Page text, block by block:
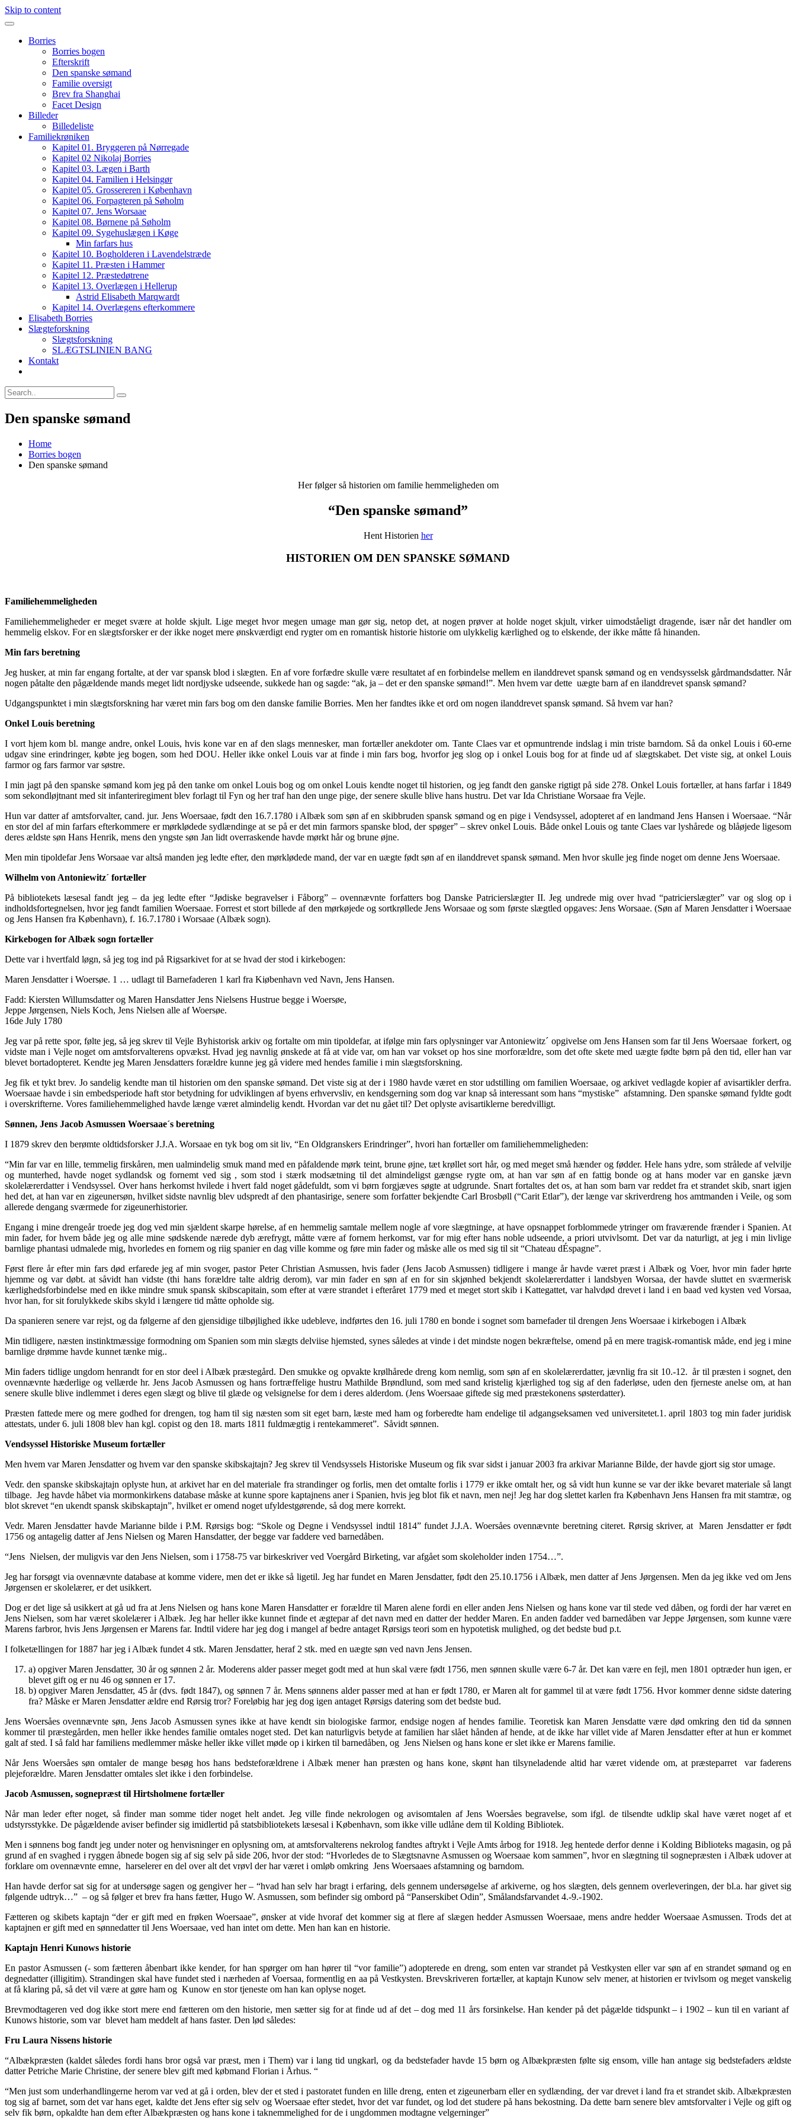
Skip to content
Borries
Borries bogen
Efterskrift
Den spanske sømand
Familie oversigt
Brev fra Shanghai
Facet Design
Billeder
Billedeliste
Familiekrøniken
Kapitel 01. Bryggeren på Nørregade
Kapitel 02 Nikolaj Borries
Kapitel 03. Lægen i Barth
Kapitel 04. Familien i Helsingør
Kapitel 05. Grossereren i København
Kapitel 06. Forpagteren på Søholm
Kapitel 07. Jens Worsaae
Kapitel 08. Børnene på Søholm
Kapitel 09. Sygehuslægen i Køge
Min farfars hus
Kapitel 10. Bogholderen i Lavendelstræde
Kapitel 11. Præsten i Hammer
Kapitel 12. Præstedøtrene
Kapitel 13. Overlægen i Hellerup
Astrid Elisabeth Marqwardt
Kapitel 14. Overlægens efterkommere
Elisabeth Borries
Slægteforskning
Slægtsforskning
SLÆGTSLINIEN BANG
Kontakt
Den spanske sømand
Home
Borries bogen
Den spanske sømand
Her følger så historien om familie hemmeligheden om
“Den spanske sømand”
Hent Historien her
HISTORIEN OM DEN SPANSKE SØMAND
Familiehemmeligheden
Familiehemmeligheder er meget svære at holde skjult. Lige meget hvor megen umage man gør sig, netop det, at nogen prøver at holde noget skjult, virker uimodståeligt dragende, især når det handler om
hemmelig elskov. For en slægtsforsker er der ikke noget mere ønskværdigt end rygter om en romantisk historie historie om ulykkelig kærlighed og to elskende, der ikke måtte få hinanden.
Min fars beretning
Jeg husker, at min far engang fortalte, at der var spansk blod i slægten. En af vore forfædre skulle være resultatet af en forbindelse mellem en ilanddrevet spansk sømand og en vendsysselsk gårdmandsdatter. Når
nogen påtalte den pågældende mands meget lidt nordjyske udseende, sukkede han og sagde: “ak, ja – det er den spanske sømand!”. Men hvem var dette uægte barn af en ilanddrevet spansk sømand?
Udgangspunktet i min slægtsforskning har været min fars bog om den danske familie Borries. Men her fandtes ikke et ord om nogen ilanddrevet spansk sømand. Så hvem var han?
Onkel Louis beretning
I vort hjem kom bl. mange andre, onkel Louis, hvis kone var en af den slags mennesker, man fortæller anekdoter om. Tante Claes var et opmuntrende indslag i min triste barndom. Så da onkel Louis i 60-erne
udgav sine erindringer, købte jeg bogen, som hed DOU. Heller ikke onkel Louis var at finde i min fars bog, hvorfor jeg slog op i onkel Louis bog for at finde ud af slægtskabet. Det viste sig, at onkel Louis
farmor og fars farmor var søstre.
I min jagt på den spanske sømand kom jeg på den tanke om onkel Louis bog og om onkel Louis kendte noget til historien, og jeg fandt den ganske rigtigt på side 278. Onkel Louis fortæller, at hans farfar i 1849
som sekondløjtnant med sit infanteriregiment blev forlagt til Fyn og her traf han den unge pige, der senere skulle blive hans hustru. Det var Ida Christiane Worsaae fra Vejle.
Hun var datter af amtsforvalter, cand. jur. Jens Woersaae, født den 16.7.1780 i Albæk som søn af en skibbruden spansk sømand og en pige i Vendsyssel, adopteret af en landmand Jens Hansen i Woersaae. “Når
en stor del af min farfars efterkommere er mørklødede sydlændinge at se på er det min farmors spanske blod, der spøger” – skrev onkel Louis. Både onkel Louis og tante Claes var lyshårede og blåøjede ligesom
deres ældste søn Hans Henrik, mens den yngste søn Jan lidt overraskende havde mørkt hår og brune øjne.
Men min tipoldefar Jens Worsaae var altså manden jeg ledte efter, den mørklødede mand, der var en uægte født søn af en ilanddrevet spansk sømand. Men hvor skulle jeg finde noget om denne Jens Woersaae.
Wilhelm von Antoniewitz´ fortæller
På bibliotekets læsesal fandt jeg – da jeg ledte efter “Jødiske begravelser i Fåborg” – ovennævnte forfatters bog Danske Patricierslægter II. Jeg undrede mig over hvad “patricierslægter” var og slog op i
indholdsfortegnelsen, hvor jeg fandt familien Woersaae. Forrest et stort billede af den mørkøjede og sortkrøllede Jens Worsaae og som første slægtled opgaves: Jens Worsaae. (Søn af Maren Jensdatter i Woersaae
og Jens Hansen fra København), f. 16.7.1780 i Worsaae (Albæk sogn).
Kirkebogen for Albæk sogn fortæller
Dette var i hvertfald løgn, så jeg tog ind på Rigsarkivet for at se hvad der stod i kirkebogen:
Maren Jensdatter i Woersøe. 1 … udlagt til Barnefaderen 1 karl fra Kiøbenhavn ved Navn, Jens Hansen.
Fadd: Kiersten Willumsdatter og Maren Hansdatter Jens Nielsens Hustrue begge i Woersøe,
Jeppe Jørgensen, Niels Koch, Jens Nielsen alle af Woersøe.
16de July 1780
Jeg var på rette spor, følte jeg, så jeg skrev til Vejle Byhistorisk arkiv og fortalte om min tipoldefar, at ifølge min fars oplysninger var Antoniewitz´ opgivelse om Jens Hansen som far til Jens Woersaae forkert, og
vidste man i Vejle noget om amtsforvalterens opvækst. Hvad jeg navnlig ønskede at få at vide var, om han var vokset op hos sine morforældre, som det ofte skete med uægte fødte børn på den tid, eller han var
blevet bortadopteret. Kendte jeg Maren Jensdatters forældre kunne jeg gå videre med hendes familie i min slægtsforskning.
Jeg fik et tykt brev. Jo sandelig kendte man til historien om den spanske sømand. Det viste sig at der i 1980 havde været en stor udstilling om familien Woersaae, og arkivet vedlagde kopier af avisartikler derfra.
Woersaae havde i sin embedsperiode haft stor betydning for udviklingen af byens erhvervsliv, en kendsgerning som dog var knap så interessant som hans “mystiske” afstamning. Den spanske sømand fyldte godt
i overskrifterne. Vores familiehemmelighed havde længe været almindelig kendt. Hvordan var det nu gået til? Det oplyste avisartiklerne beredvilligt.
Sønnen, Jens Jacob Asmussen Woersaae´s beretning
I 1879 skrev den berømte oldtidsforsker J.J.A. Worsaae en tyk bog om sit liv, “En Oldgranskers Erindringer”, hvori han fortæller om familiehemmeligheden:
“Min far var en lille, temmelig firskåren, men ualmindelig smuk mand med en påfaldende mørk teint, brune øjne, tæt krøllet sort hår, og med meget små hænder og fødder. Hele hans ydre, som strålede af velvilje
og munterhed, havde noget sydlandsk og fornemt ved sig , som stod i stærk modsætning til det almindeligst gængse rygte om, at han var søn af en fattig bonde og at hans moder var en ganske jævn
skolelærerdatter i Vendsyssel. Over hans herkomst hvilede i hvert fald noget gådefuldt, som vi børn forgjæves søgte at udgrunde. Snart fortaltes det os, at han som barn var reddet fra et strandet skib, snart igjen
hed det, at han var en zigeunersøn, hvilket sidste navnlig blev udspredt af den phantasirige, senere som forfatter bekjendte Carl Brosbøll (“Carit Etlar”), der længe var skriverdreng hos amtmanden i Veile, og som
allerede dengang sværmede for zigeunerhistorier.
Engang i mine drengeår troede jeg dog ved min sjældent skarpe hørelse, af en hemmelig samtale mellem nogle af vore slægtninge, at have opsnappet forblommede ytringer om fraværende frænder i Spanien. At
min fader, for hvem både jeg og alle mine sødskende nærede dyb ærefrygt, måtte være af fornem herkomst, var for mig efter hans noble udseende, a priori utvivlsomt. Det var da naturligt, at jeg i min livlige
barnlige phantasi udmalede mig, hvorledes en fornem og riig spanier en dag ville komme og føre min fader og måske alle os med sig til sit “Chateau dÉspagne”.
Først flere år efter min fars død erfarede jeg af min svoger, pastor Peter Christian Asmussen, hvis fader (Jens Jacob Asmussen) tidligere i mange år havde været præst i Albæk og Voer, hvor min fader hørte
hjemme og var døbt. at såvidt han vidste (thi hans forældre talte aldrig derom), var min fader en søn af en for sin skjønhed bekjendt skolelærerdatter i landsbyen Worsaa, der havde sluttet en sværmerisk
kærlighedsforbindelse med en ikke mindre smuk spansk skibscapitain, som efter at være strandet i efteråret 1779 med et meget stort skib i Kattegattet, var halvdød drevet i land i en baad ved kysten ved Vorsaa,
hvor han, for sit forulykkede skibs skyld i længere tid måtte opholde sig.
Da spanieren senere var rejst, og da følgerne af den gjensidige tilbøjlighed ikke udebleve, indførtes den 16. juli 1780 en bonde i sognet som barnefader til drengen Jens Woersaae i kirkebogen i Albæk
Min tidligere, næsten instinktmæssige formodning om Spanien som min slægts delviise hjemsted, synes således at vinde i det mindste nogen bekræftelse, omend på en mere tragisk-romantisk måde, end jeg i mine
barnlige drømme havde kunnet tænke mig..
Min faders tidlige ungdom henrandt for en stor deel i Albæk præstegård. Den smukke og opvakte krølhårede dreng kom nemlig, som søn af en skolelærerdatter, jævnlig fra sit 10.-12. år til præsten i sognet, den
ovennævnte hæderlige og vellærde hr. Jens Jacob Asmussen og hans fortræffelige hustru Mathilde Brøndlund, som med sand kristelig kjærlighed tog sig af den faderløse, uden den fjerneste anelse om, at han
senere skulle blive indlemmet i deres egen slægt og blive til glæde og velsignelse for dem i deres alderdom. (Jens Woersaae giftede sig med præstekonens søsterdatter).
Præsten fattede mere og mere godhed for drengen, tog ham til sig næsten som sit eget barn, læste med ham og forberedte ham endelige til adgangseksamen ved universitetet.1. april 1803 tog min fader juridisk
attestats, under 6. juli 1808 blev han kgl. copist og den 18. marts 1811 fuldmægtig i rentekammeret”. Såvidt sønnen.
Vendsyssel Historiske Museum fortæller
Men hvem var Maren Jensdatter og hvem var den spanske skibskajtajn? Jeg skrev til Vendsyssels Historiske Museum og fik svar sidst i januar 2003 fra arkivar Marianne Bilde, der havde gjort sig stor umage.
Vedr. den spanske skibskajtajn oplyste hun, at arkivet har en del materiale fra strandinger og forlis, men det omtalte forlis i 1779 er ikke omtalt her, og så vidt hun kunne se var der ikke bevaret materiale så langt
tilbage. Jeg havde håbet via mormonkirkens database måske at kunne spore kaptajnens aner i Spanien, hvis jeg blot fik et navn, men nej! Jeg har dog slettet karlen fra København Jens Hansen fra mit stamtræ, og
blot skrevet “en ukendt spansk skibskaptajn”, hvilket er omend noget ufyldestgørende, så dog mere korrekt.
Vedr. Maren Jensdatter havde Marianne bilde i P.M. Rørsigs bog: “Skole og Degne i Vendsyssel indtil 1814” fundet J.J.A. Woersåes ovennævnte beretning citeret. Rørsig skriver, at Maren Jensdatter er født
1756 og antagelig datter af Jens Nielsen og Maren Hansdatter, der begge var faddere ved barnedåben.
“Jens Nielsen, der muligvis var den Jens Nielsen, som i 1758-75 var birkeskriver ved Voergård Birketing, var afgået som skoleholder inden 1754…”.
Jeg har forsøgt via ovennævnte database at komme videre, men det er ikke så ligetil. Jeg har fundet en Maren Jensdatter, født den 25.10.1756 i Albæk, men datter af Jens Jørgensen. Men da jeg ikke ved om Jens
Jørgensen er skolelærer, er det usikkert.
Dog er det lige så usikkert at gå ud fra at Jens Nielsen og hans kone Maren Hansdatter er forældre til Maren alene fordi en eller anden Jens Nielsen og hans kone var til stede ved dåben, og fordi der har været en
Jens Nielsen, som har været skolelærer i Albæk. Jeg har heller ikke kunnet finde et ægtepar af det navn med en datter der hedder Maren. En anden fadder ved barnedåben var Jeppe Jørgensen, som kunne være
Marens farbror, hvis Jens Jørgensen er Marens far. Indtil videre har jeg dog i mangel af bedre antaget Rørsigs teori som en hypotetisk mulighed, og det bedste bud p.t.
I folketællingen for 1887 har jeg i Albæk fundet 4 stk. Maren Jensdatter, heraf 2 stk. med en uægte søn ved navn Jens Jensen.
a) opgiver Maren Jensdatter, 30 år og sønnen 2 år. Moderens alder passer meget godt med at hun skal være født 1756, men sønnen skulle være 6-7 år. Det kan være en fejl, men 1801 optræder hun igen, er
blevet gift og er nu 46 og sønnen er 17.
b) opgiver Maren Jensdatter, 45 år (dvs. født 1847), og sønnen 7 år. Mens sønnens alder passer med at han er født 1780, er Maren alt for gammel til at være født 1756. Hvor kommer denne sidste datering
fra? Måske er Maren Jensdatter ældre end Rørsig tror? Foreløbig har jeg dog igen antaget Rørsigs datering som det bedste bud.
Jens Woersåes ovennævnte søn, Jens Jacob Asmussen synes ikke at have kendt sin biologiske farmor, endsige nogen af hendes familie. Teoretisk kan Maren Jensdatte være død omkring den tid da sønnen
kommer til præstegården, men heller ikke hendes familie omtales noget sted. Det kan naturligvis betyde at familien har slået hånden af hende, at de ikke har villet vide af Maren Jensdatter efter at hun er kommet
galt af sted. I så fald har familiens medlemmer måske heller ikke villet møde op i kirken til barnedåben, og Jens Nielsen og hans kone er slet ikke er Marens familie.
Når Jens Woersåes søn omtaler de mange besøg hos hans bedsteforældrene i Albæk mener han præsten og hans kone, skønt han tilsyneladende altid har været vidende om, at præsteparret var faderens
plejeforældre. Maren Jensdatter omtales slet ikke i den forbindelse.
Jacob Asmussen, sognepræst til Hirtsholmene fortæller
Når man leder efter noget, så finder man somme tider noget helt andet. Jeg ville finde nekrologen og avisomtalen af Jens Woersåes begravelse, som ifgl. de tilsendte udklip skal have været noget af et
udstyrsstykke. De pågældende aviser befinder sig imidlertid på statsbibliotekets læsesal i København, som ikke ville udlåne dem til Kolding Bibliotek.
Men i sønnens bog fandt jeg under noter og henvisninger en oplysning om, at amtsforvalterens nekrolog fandtes aftrykt i Vejle Amts årbog for 1918. Jeg hentede derfor denne i Kolding Biblioteks magasin, og på
grund af en svaghed i ryggen åbnede bogen sig af sig selv på side 206, hvor der stod: “Hvorledes de to Slægtsnavne Asmussen og Woersaae kom sammen”, hvor en slægtning til sognepræsten i Albæk udover at
forklare om ovennævnte emne, harselerer en del over alt det vrøvl der har været i omløb omkring Jens Woersaaes afstamning og barndom.
Han havde derfor sat sig for at undersøge sagen og gengiver her – “hvad han selv har bragt i erfaring, dels gennem undersøgelse af arkiverne, og hos slægten, dels gennem overleveringen, der bl.a. har givet sig
følgende udtryk…” – og så følger et brev fra hans fætter, Hugo W. Asmussen, som befinder sig ombord på “Panserskibet Odin”, Smålandsfarvandet 4.-9.-1902.
Fætteren og skibets kaptajn “der er gift med en frøken Woersaae”, ønsker at vide hvoraf det kommer sig at flere af slægen hedder Asmussen Woersaae, mens andre hedder Woersaae Asmussen. Trods det at
kaptajnen er gift med en sønnedatter til Jens Woersaae, ved han intet om dette. Men han kan en historie.
Kaptajn Henri Kunows historie
En pastor Asmussen (- som fætteren åbenbart ikke kender, for han spørger om han hører til “vor familie”) adopterede en dreng, som enten var strandet på Vestkysten eller var søn af en strandet sømand og en
degnedatter (illigitim). Strandingen skal have fundet sted i nærheden af Voersaa, formentlig en aa på Vestkysten. Brevskriveren fortæller, at kaptajn Kunow selv mener, at historien er tvivlsom og meget vanskelig
at få klaring på, så det vil være at gøre ham og Kunow en stor tjeneste om han kan oplyse noget.
Brevmodtageren ved dog ikke stort mere end fætteren om den historie, men sætter sig for at finde ud af det – dog med 11 års forsinkelse. Han kender på det pågælde tidspunkt – i 1902 – kun til en variant af
Kunows historie, som var blevet ham meddelt af hans faster. Den lød således:
Fru Laura Nissens historie
“Albækpræsten (kaldet således fordi hans bror også var præst, men i Them) var i lang tid ungkarl, og da bedstefader havde 15 børn og Albækpræsten følte sig ensom, ville han antage sig bedstefaders ældste
datter Petriche Marie Christine, der senere blev gift med købmand Florian i Århus. “
“Men just som underhandlingerne herom var ved at gå i orden, blev der et sted i pastoratet funden en lille dreng, enten et zigeunerbarn eller en sydlænding, der var drevet i land fra et strandet skib. Albækpræsten
tog sig af barnet, som det var hans eget, kaldte det Jens efter sig selv og Woersaae efter stedet, hvor det var fundet, og lod det studere på hans bekostning. Da dette barn senere blev amtsforvalter i Vejle og gift og
selv fik børn, opkaldte han dem efter Albækpræsten og hans kone i taknemmelighed for de i ungdommen modtagne velgerninger”